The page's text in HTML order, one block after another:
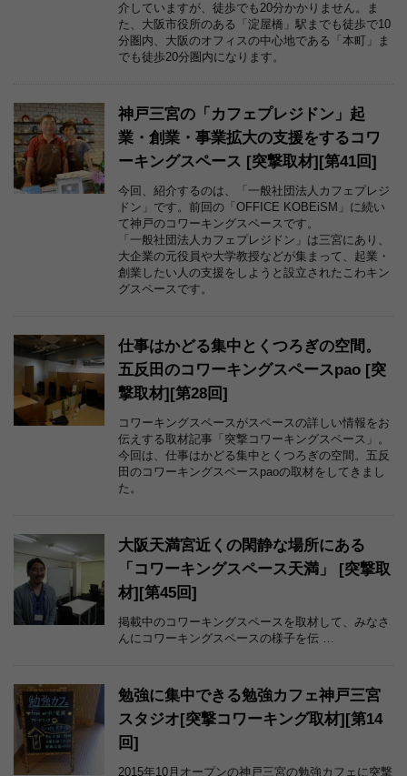
介していますが、徒歩でも20分かかりません。ま
た、大阪市役所のある「淀屋橋」駅までも徒歩で10
分圏内、大阪のオフィスの中心地である「本町」ま
でも徒歩20分圏内になります。
神戸三宮の「カフェプレジドン」起
業・創業・事業拡大の支援をするコワ
ーキングスペース [突撃取材][第41回]
今回、紹介するのは、「一般社団法人カフェプレジ
ドン」です。前回の「OFFICE KOBEiSM」に続い
て神戸のコワーキングスペースです。
「一般社団法人カフェプレジドン」は三宮にあり、
大企業の元役員や大学教授などが集まって、起業・
創業したい人の支援をしようと設立されたこわキン
グスペースです。
仕事はかどる集中とくつろぎの空間。
五反田のコワーキングスペースpao [突
撃取材][第28回]
コワーキングスペースがスペースの詳しい情報をお
伝えする取材記事「突撃コワーキングスペース」。
今回は、仕事はかどる集中とくつろぎの空間。五反
田のコワーキングスペースpaoの取材をしてきまし
た。
大阪天満宮近くの閑静な場所にある
「コワーキングスペース天満」 [突撃取
材][第45回]
掲載中のコワーキングスペースを取材して、みなさ
んにコワーキングスペースの様子を伝 …
勉強に集中できる勉強カフェ神戸三宮
スタジオ[突撃コワーキング取材][第14
回]
2015年10月オープンの神戸三宮の勉強カフェに突撃